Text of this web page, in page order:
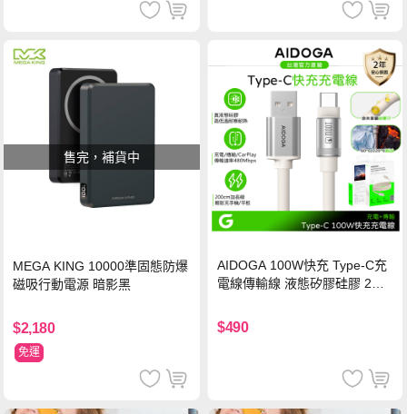
售完，補貨中
MEGA KING 10000準固態防爆
磁吸行動電源 暗影黑
$2,180
免運
AIDOGA 100W快充 Type-C充
電線傳輸線 液態矽膠硅膠 2M
$490